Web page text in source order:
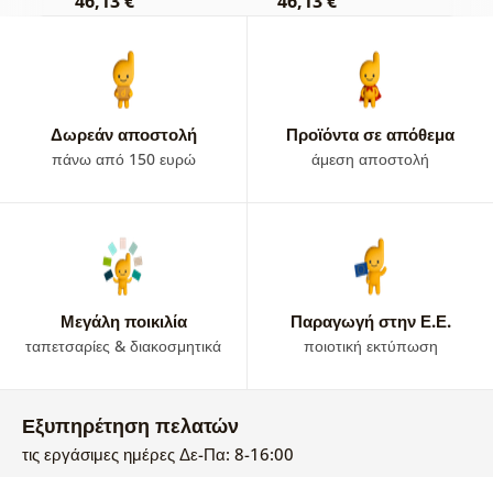
Δωρεάν αποστολή
πάνω από 150 ευρώ
Προϊόντα σε απόθεμα
άμεση αποστολή
Μεγάλη ποικιλία
ταπετσαρίες & διακοσμητικά
Παραγωγή στην Ε.Ε.
ποιοτική εκτύπωση
Εξυπηρέτηση πελατών
τις εργάσιμες ημέρες Δε-Πα: 8-16:00